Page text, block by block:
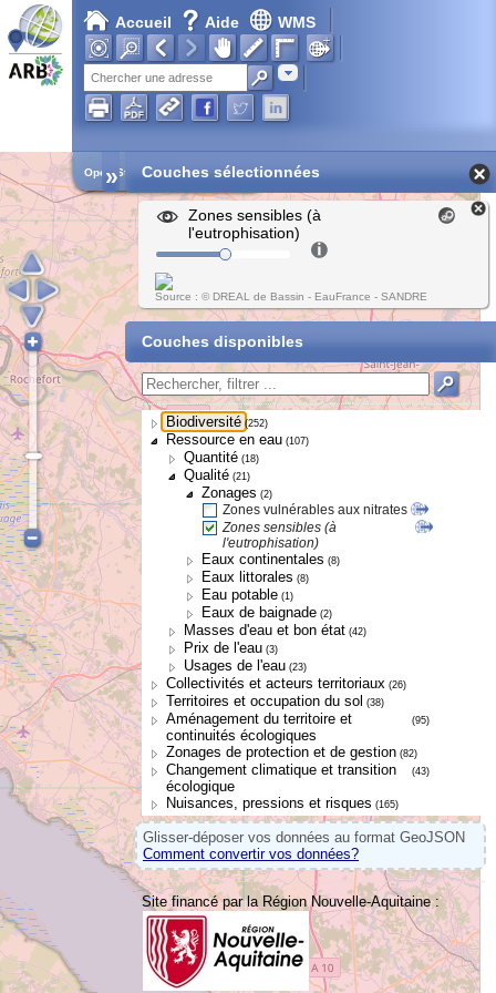
Accueil Aide WMS
Adresse
Open Street Map
» Couches sélectionnées
Zones sensibles (à
l'eutrophisation)
Source : © DREAL de Bassin - EauFrance - SANDRE
Couches disponibles
Biodiversité (252)
Ressource en eau (107)
Quantité (18)
Qualité (21)
Zonages (2)
Zones vulnérables aux nitrates
Zones sensibles (à
l'eutrophisation)
Eaux continentales (8)
Eaux littorales (8)
Eau potable (1)
Eaux de baignade (2)
Masses d'eau et bon état (42)
Prix de l'eau (3)
Usages de l'eau (23)
Collectivités et acteurs territoriaux (26)
Territoires et occupation du sol (38)
Aménagement du territoire et
continuités écologiques
(95)
Zonages de protection et de gestion (82)
Changement climatique et transition
écologique
(43)
Nuisances, pressions et risques (165)
Glisser-déposer vos données au format GeoJSON
Comment convertir vos données?
Site financé par la Région Nouvelle-Aquitaine :